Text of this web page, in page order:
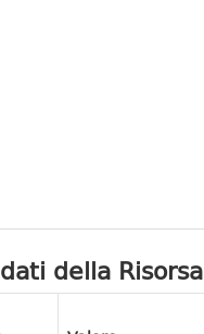
della Risorsa